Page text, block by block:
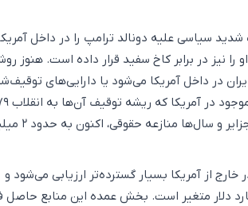
سیاسی علیه دونالد ترامپ را در داخل
نیز در برابر کاخ سفید قرار داده است. هنوز
در داخل آمریکا می‌شود یا دارایی‌های
بحران گروگان‌گیری بازمی‌گردد، پس از توافق
از آمریکا بسیار گسترده‌تر ارزیابی می‌شود و
از ۲۴ میلیارد دلار تا بیش از ۱۰۰ میلیارد دلار متغیر است. بخش عمده این منابع